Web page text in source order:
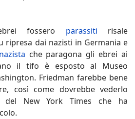
fossero parassiti risale
ripresa dai nazisti in Germania e
che paragona gli ebrei ai
il tifo è esposto al Museo
Friedman farebbe bene
così come dovrebbe vederlo
del New York Times che ha